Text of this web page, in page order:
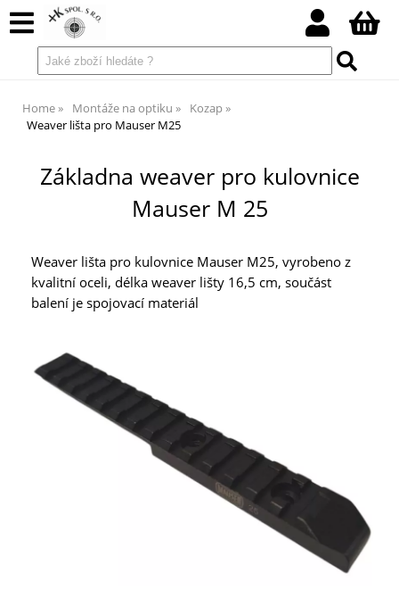
Home Montáže na optiku
Kozap
Weaver lišta pro Mauser M25
Základna weaver pro kulovnice
Mauser M 25
Weaver lišta pro kulovnice Mauser M25, vyrobeno z
kvalitní oceli, délka weaver lišty 16,5 cm, součást
balení je spojovací materiál